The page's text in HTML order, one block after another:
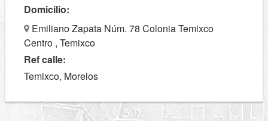
Domicilio:
Emiliano Zapata Núm. 78 Colonia Temixco
Centro , Temixco
Ref calle:
Temixco, Morelos